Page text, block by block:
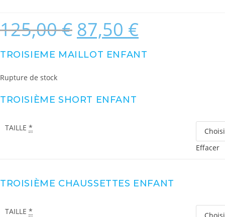
125,00€ Le
prix
initial
125,00 €.
87,50 €actuel
87,50 €.
TROISIEME MAILLOT ENFANT
Rupture de stock
TROISIÈME SHORT ENFANT
TAILLE *
Effacer
TROISIÈME CHAUSSETTES ENFANT
TAILLE *